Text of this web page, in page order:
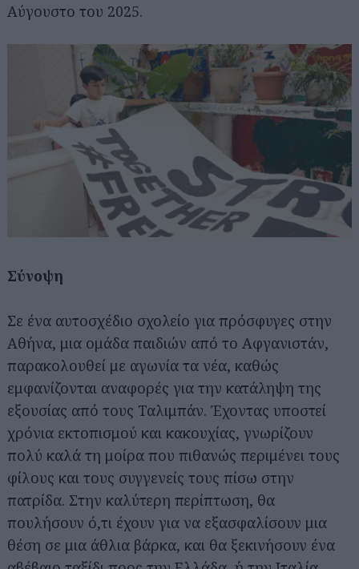
Αύγουστο του 2025.
Σύνοψη
Σε ένα αυτοσχέδιο σχολείο για πρόσφυγες στην
Αθήνα, μια ομάδα παιδιών από το Αφγανιστάν,
παρακολουθεί με αγωνία τα νέα, καθώς
εμφανίζονται αναφορές για την κατάληψη της
εξουσίας από τους Ταλιμπάν. Έχοντας υποστεί
χρόνια εκτοπισμού και κακουχίας, γνωρίζουν
πολύ καλά τη μοίρα που πιθανώς περιμένει τους
φίλους και τους συγγενείς τους πίσω στην
πατρίδα. Στην καλύτερη περίπτωση, θα
πουλήσουν ό,τι έχουν για να εξασφαλίσουν μια
θέση σε μια άθλια βάρκα, και θα ξεκινήσουν ένα